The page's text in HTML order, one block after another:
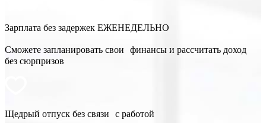
Зарплата без задержек ЕЖЕНЕДЕЛЬНО
Сможете запланировать свои финансы и рассчитать доход
без сюрпризов
Щедрый отпуск без связи с работой